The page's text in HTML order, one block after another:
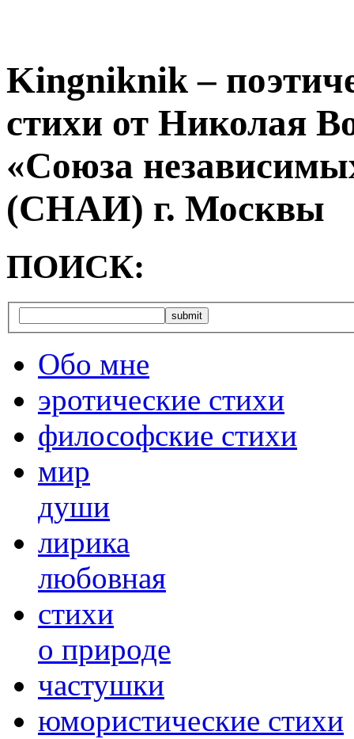
Kingniknik –
стихи от Николая
«Союза
(СНАИ) г. Москвы
ПОИСК:
Обо мне
эротические стихи
философские стихи
мир
души
лирика
любовная
cтихи
о природе
частушки
юмористические стихи